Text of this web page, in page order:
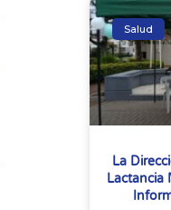
Salud
La
Lactancia